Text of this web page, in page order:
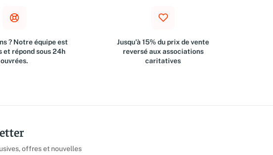
? Notre équipe est
et répond sous 24h
ouvrées.
Jusqu'à 15% du prix de vente
reversé aux associations
caritatives
offres et nouvelles